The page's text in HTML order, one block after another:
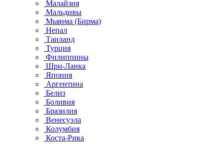
Малайзия
Мальдивы
Мьянма (Бирма)
Непал
Таиланд
Турция
Филиппины
Шри-Ланка
Япония
Аргентина
Белиз
Боливия
Бразилия
Венесуэла
Колумбия
Коста-Рика